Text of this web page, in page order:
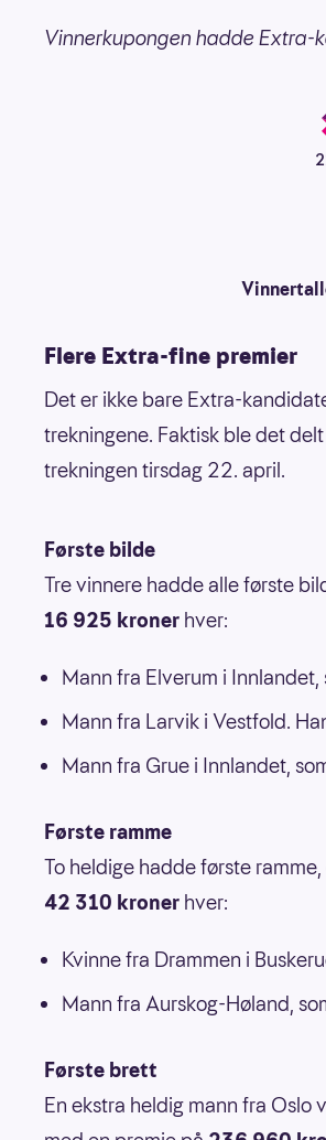
Vinnerkupongen hadde Extra-
Flere Extra-fine premier
Det er ikke bare Extra-
trekningene. Faktisk ble det
trekningen tirsdag 22. april.
Første bilde
Tre vinnere hadde alle første
16 925 kroner hver:
Mann fra Elverum i
Mann fra Larvik i Vestfold.
Mann fra Grue i Innlandet,
Første ramme
To heldige hadde første
42 310 kroner hver:
Kvinne fra Drammen i
Mann fra Aurskog-Høland,
Første brett
En ekstra heldig mann fra Oslo